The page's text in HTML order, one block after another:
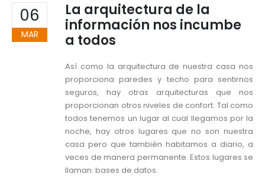
06
MAR
La arquitectura de la
información nos incumbe
a todos
Así como la arquitectura de nuestra casa nos
proporciona paredes y techo para sentirnos
seguros, hay otras arquitecturas que nos
proporcionan otros niveles de confort. Tal como
todos tenemos un lugar al cual llegamos por la
noche, hay otros lugares que no son nuestra
casa pero que también habitamos a diario, a
veces de manera permanente. Estos lugares se
llaman: bases de datos.